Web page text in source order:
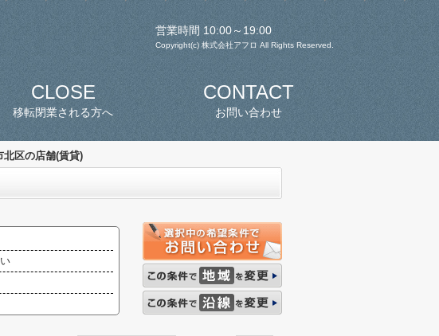
営業時間 10:00～19:00
Copyright(c) 株式会社アフロ All Rights Reserved.
CLOSE
移転閉業される方へ
CONTACT
お問い合わせ
北区の店舗(賃貸)